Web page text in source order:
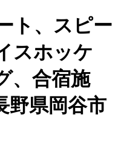
ト、スピー
スホッケ
、合宿施
野県岡谷市